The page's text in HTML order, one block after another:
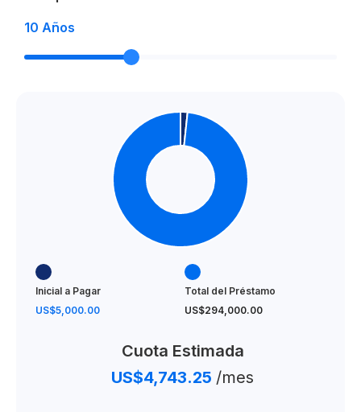
10 Años
Inicial a Pagar
US$5,000.00
Total del Préstamo
US$294,000.00
Cuota Estimada
US$4,743.25 /mes